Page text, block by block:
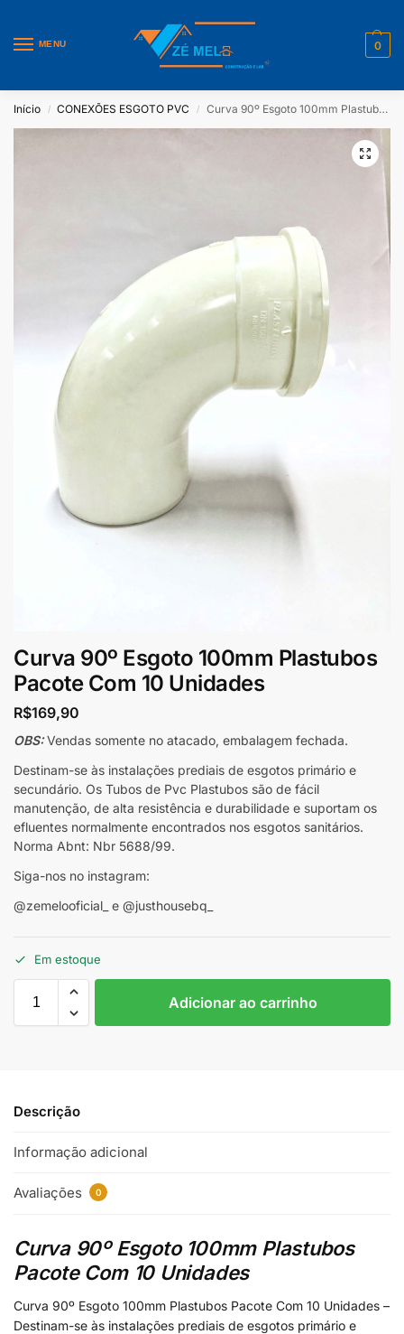
MENU 0
Início / CONEXÕES ESGOTO PVC / Curva 90º Esgoto 100mm Plastubos Pacote Com 10 Unidades
Curva 90º Esgoto 100mm Plastubos
Pacote Com 10 Unidades
R$169,90
OBS:Vendas somente no atacado, embalagem fechada.
Destinam-se às instalações prediais de esgotos primário e
secundário. Os Tubos de Pvc Plastubos são de fácil
manutenção, de alta resistência e durabilidade e suportam os
efluentes normalmente encontrados nos esgotos sanitários.
Norma Abnt: Nbr 5688/99.
Siga-nos no instagram:
@zemelooficial_ e @justhousebq_
Em estoque
Adicionar ao carrinho
Descrição
Informação adicional
Avaliações 0
Curva 90º Esgoto 100mm Plastubos
Pacote Com 10 Unidades
Curva 90º Esgoto 100mm Plastubos Pacote Com 10 Unidades –
Destinam-se às instalações prediais de esgotos primário e